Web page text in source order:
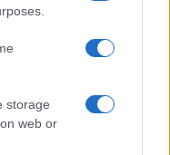
storage
web or